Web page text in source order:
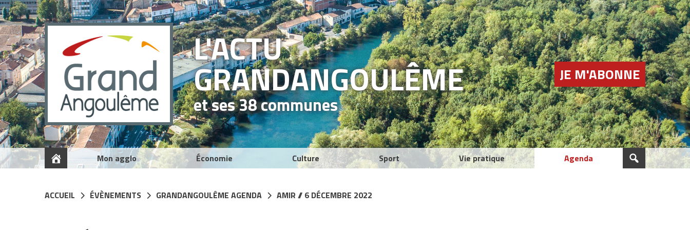
L'ACTU
GRANDANGOULÊME
et ses 38 communes
JE M'ABONNE
Mon agglo Économie Culture Sport Vie pratique Agenda
ACCUEIL ÉVÈNEMENTS GRANDANGOULÊME AGENDA AMIR // 6 DÉCEMBRE 2022
Panneau de gestion des cookies